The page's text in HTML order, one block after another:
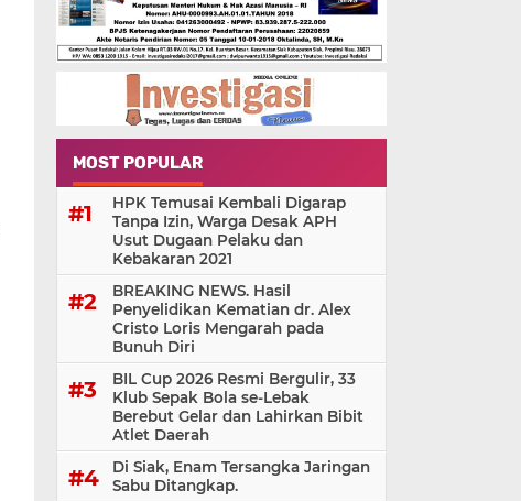
MOST POPULAR
HPK Temusai Kembali Digarap
Tanpa Izin, Warga Desak APH
Usut Dugaan Pelaku dan
Kebakaran 2021
BREAKING NEWS. Hasil
Penyelidikan Kematian dr. Alex
Cristo Loris Mengarah pada
Bunuh Diri
BIL Cup 2026 Resmi Bergulir, 33
Klub Sepak Bola se-Lebak
Berebut Gelar dan Lahirkan Bibit
Atlet Daerah
Di Siak, Enam Tersangka Jaringan
Sabu Ditangkap.